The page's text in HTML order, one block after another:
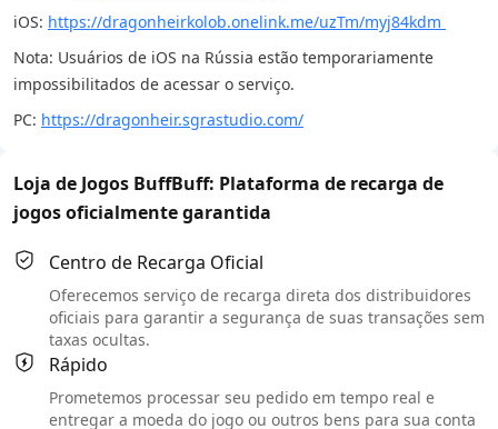
iOS: https://dragonheirkolob.onelink.me/uzTm/myj84kdm
Nota: Usuários de iOS na Rússia estão temporariamente
impossibilitados de acessar o serviço.
PC: https://dragonheir.sgrastudio.com/
Loja de Jogos BuffBuff: Plataforma de recarga de
jogos oficialmente garantida
Centro de Recarga Oficial
Oferecemos serviço de recarga direta dos distribuidores
oficiais para garantir a segurança de suas transações sem
taxas ocultas.
Rápido
Prometemos processar seu pedido em tempo real e
entregar a moeda do jogo ou outros bens para sua conta